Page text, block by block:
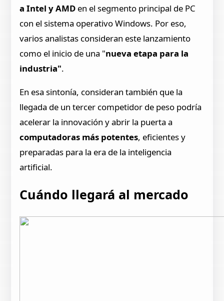
a Intel y AMD en el segmento principal de PC
con el sistema operativo Windows. Por eso,
varios analistas consideran este lanzamiento
como el inicio de una "nueva etapa para la
industria".
En esa sintonía, consideran también que la
llegada de un tercer competidor de peso podría
acelerar la innovación y abrir la puerta a
computadoras más potentes, eficientes y
preparadas para la era de la inteligencia
artificial.
Cuándo llegará al mercado